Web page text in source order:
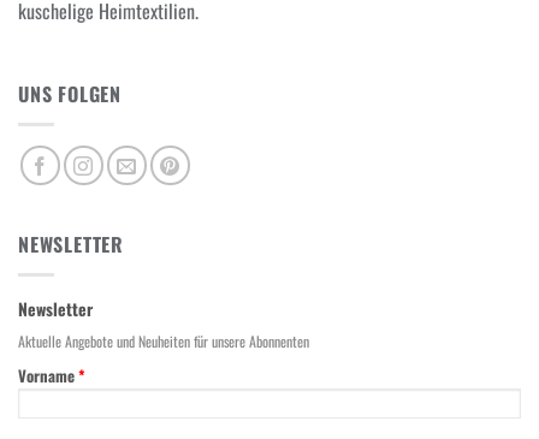
kuschelige Heimtextilien.
UNS FOLGEN
NEWSLETTER
Newsletter
Aktuelle Angebote und Neuheiten für unsere Abonnenten
Vorname*